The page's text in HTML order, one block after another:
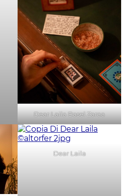
Dear Laila Basel Zaraa
Dear Laila